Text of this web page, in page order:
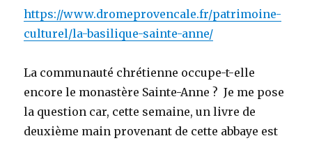
https://www.dromeprovencale.fr/patrimoine-
culturel/la-basilique-sainte-anne/
La communauté chrétienne occupe-t-elle
encore le monastère Sainte-Anne ? Je me pose
la question car, cette semaine, un livre de
deuxième main provenant de cette abbaye est